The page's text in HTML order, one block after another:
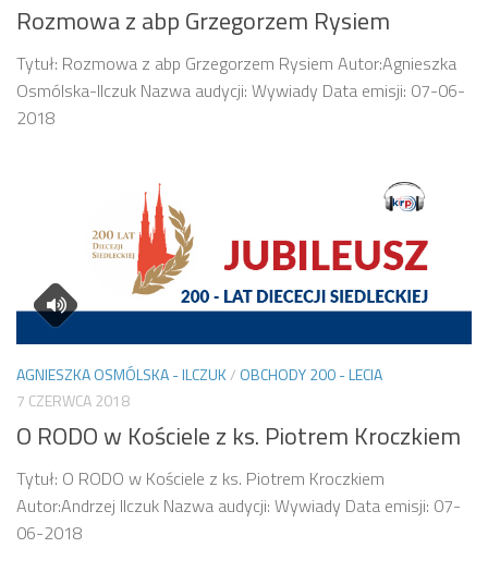
Rozmowa z abp Grzegorzem Rysiem
Tytuł: Rozmowa z abp Grzegorzem Rysiem Autor:Agnieszka
Osmólska-Ilczuk Nazwa audycji: Wywiady Data emisji: 07-06-
2018
AGNIESZKA OSMÓLSKA - ILCZUK/ OBCHODY 200 - LECIA
7 CZERWCA 2018
O RODO w Kościele z ks. Piotrem Kroczkiem
Tytuł: O RODO w Kościele z ks. Piotrem Kroczkiem
Autor:Andrzej Ilczuk Nazwa audycji: Wywiady Data emisji: 07-
06-2018